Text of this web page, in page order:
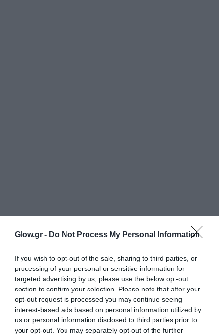
Glow.gr - Do Not Process My Personal Information
If you wish to opt-out of the sale, sharing to third parties, or
processing of your personal or sensitive information for
targeted advertising by us, please use the below opt-out
section to confirm your selection. Please note that after your
opt-out request is processed you may continue seeing
interest-based ads based on personal information utilized by
us or personal information disclosed to third parties prior to
your opt-out. You may separately opt-out of the further